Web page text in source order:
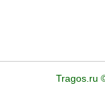
Tragos.ru